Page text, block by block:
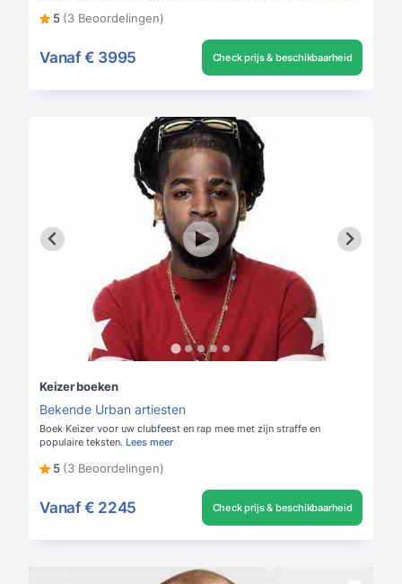
5 (3 Beoordelingen)
Vanaf € 3995 Check prijs & beschikbaarheid
Keizer boeken
Bekende Urban artiesten
Boek Keizer voor uw clubfeest en rap mee met zijn straffe en
populaire teksten. Lees meer
5 (3 Beoordelingen)
Vanaf € 2245 Check prijs & beschikbaarheid